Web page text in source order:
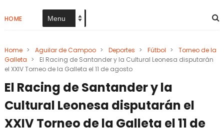
HOME
Home > Aguilar de Campoo > Deportes > Fútbol >
Torneo de la
Galleta >
El Racing de Santander y la Cultural Leonesa disputarán
el XXIV Torneo de la Galleta el 11 de agosto
El Racing de Santander y la
Cultural Leonesa disputarán el
XXIV Torneo de la Galleta el 11 de